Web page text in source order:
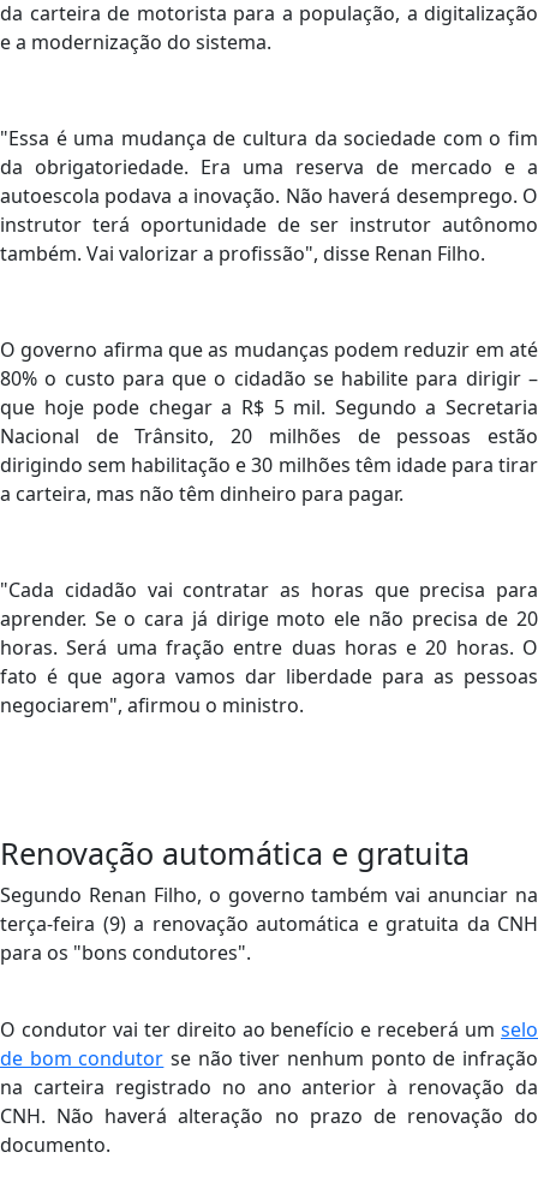
da carteira de motorista para a população, a digitalização
e a modernização do sistema.
"Essa é uma mudança de cultura da sociedade com o fim
da obrigatoriedade. Era uma reserva de mercado e a
autoescola podava a inovação. Não haverá desemprego. O
instrutor terá oportunidade de ser instrutor autônomo
também. Vai valorizar a profissão", disse Renan Filho.
O governo afirma que as mudanças podem reduzir em até
80% o custo para que o cidadão se habilite para dirigir –
que hoje pode chegar a R$ 5 mil. Segundo a Secretaria
Nacional de Trânsito, 20 milhões de pessoas estão
dirigindo sem habilitação e 30 milhões têm idade para tirar
a carteira, mas não têm dinheiro para pagar.
"Cada cidadão vai contratar as horas que precisa para
aprender. Se o cara já dirige moto ele não precisa de 20
horas. Será uma fração entre duas horas e 20 horas. O
fato é que agora vamos dar liberdade para as pessoas
negociarem", afirmou o ministro.
Renovação automática e gratuita
Segundo Renan Filho, o governo também vai anunciar na
terça-feira (9) a renovação automática e gratuita da CNH
para os "bons condutores".
O condutor vai ter direito ao benefício e receberá um selo
de bom condutor se não tiver nenhum ponto de infração
na carteira registrado no ano anterior à renovação da
CNH. Não haverá alteração no prazo de renovação do
documento.